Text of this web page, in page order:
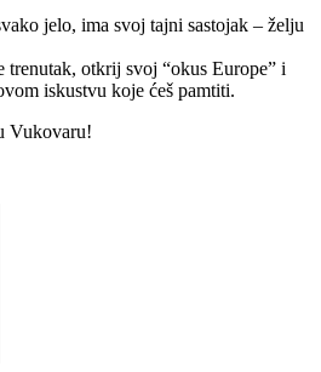
jelo, ima svoj tajni sastojak – želju
otkrij svoj “okus Europe” i
iskustvu koje ćeš pamtiti.
Vukovaru!